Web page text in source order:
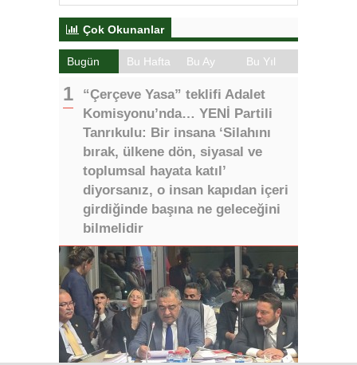
Çok Okunanlar
Bugün Bu Hafta Bu Ay Bu Yıl
“Çerçeve Yasa” teklifi Adalet
Komisyonu’nda… YENİ Partili
Tanrıkulu: Bir insana ‘Silahını
bırak, ülkene dön, siyasal ve
toplumsal hayata katıl’
diyorsanız, o insan kapıdan içeri
girdiğinde başına ne geleceğini
bilmelidir